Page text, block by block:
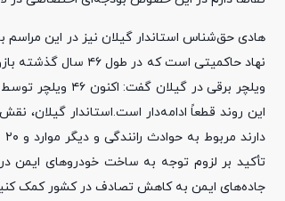
هادی حق‌شناس استاندار گیلان نیز در این
ویلچر برقی در
تأکید بر لزوم توجه به ساخت خودروهای ایمن
جاده‌های ایمن به کاهش تصادف در کشور کمک کنیم